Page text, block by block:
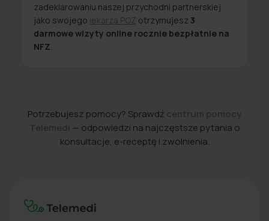
zadeklarowaniu naszej przychodni partnerskiej
jako swojego lekarza POZ otrzymujesz 3
darmowe wizyty online rocznie bezpłatnie na
NFZ
Potrzebujesz pomocy? Sprawdź centrum pomocy
Telemedi — odpowiedzi na najczęstsze pytania o
konsultacje, e-receptę i zwolnienia.